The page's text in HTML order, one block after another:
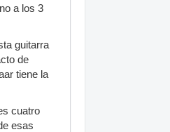
a los 3
guitarra
de
tiene la
cuatro
esas